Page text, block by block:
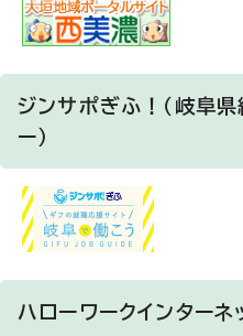
ジンサポぎふ！（岐阜
ー）
ハローワークインターネ